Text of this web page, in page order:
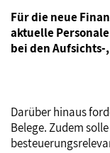
Für die neue
aktuelle
bei den
Darüber hinaus
Belege. Zudem